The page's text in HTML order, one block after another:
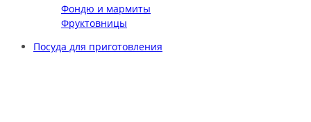
Фондю и мармиты
Фруктовницы
Посуда для приготовления